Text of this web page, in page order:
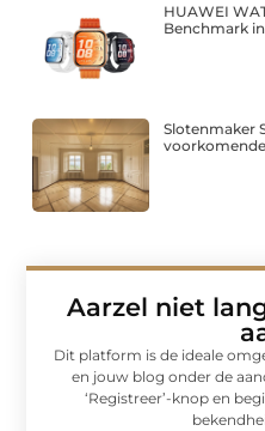
HUAWEI
Benchmark
Slotenmaker
Aarzel niet
Dit platform is de ideale
en jouw blog onder de
‘Registreer’-knop en